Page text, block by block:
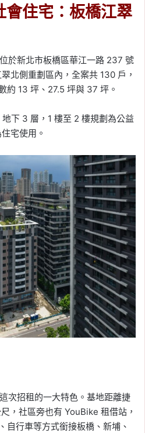
住宅：板橋江翠
於新北市板橋區華江一路 237 號
北側重劃區內，全案共 130 戶，
約 13 坪、27.5 坪與 37 坪。
下 3 層，1 樓至 2 樓規劃為公益
宅使用。
次招租的一大特色。基地距離捷
，社區旁也有 YouBike 租借站，
自行車等方式銜接板橋、新埔、